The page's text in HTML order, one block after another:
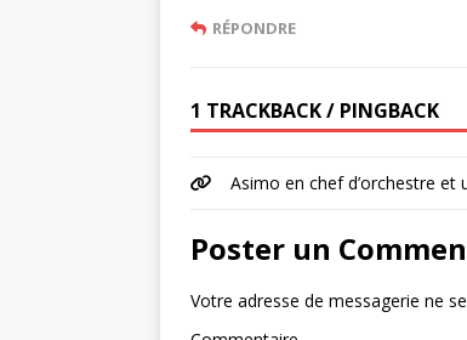
RÉPONDRE
1 TRACKBACK / PINGBACK
Asimo en chef d’orchestre
Poster un
Votre adresse de messagerie ne